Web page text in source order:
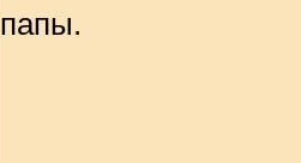
папы.